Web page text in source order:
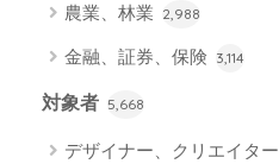
農業、林業 2,988
金融、証券、保険 3,114
対象者 5,668
デザイナー、クリエイター